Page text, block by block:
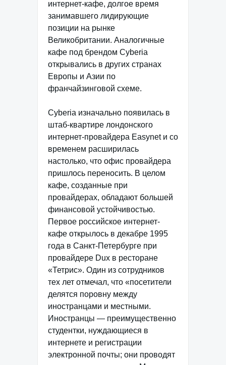
интернет-кафе, долгое время
занимавшего лидирующие
позиции на рынке
Великобритании. Аналогичные
кафе под брендом Cyberia
открывались в других странах
Европы и Азии по
франчайзинговой схеме.
Cyberia изначально появилась в
штаб-квартире лондонского
интернет-провайдера Easynet и со
временем расширилась
настолько, что офис провайдера
пришлось переносить. В целом
кафе, созданные при
провайдерах, обладают большей
финансовой устойчивостью.
Первое российское интернет-
кафе открылось в декабре 1995
года в Санкт-Петербурге при
провайдере Dux в ресторане
«Тетрис». Один из сотрудников
тех лет отмечал, что «посетители
делятся поровну между
иностранцами и местными.
Иностранцы — преимущественно
студентки, нуждающиеся в
интернете и регистрации
электронной почты; они проводят